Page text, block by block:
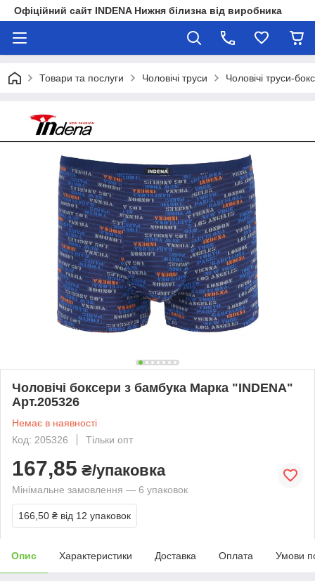
Офіційний сайт INDENA Нижня білизна від виробника
Товари та послуги Чоловічі труси Чоловічі труси-
Чоловічі боксери з бамбука Марка "INDENA"
Арт.205326
Немає в наявності
Код: 205326
Тільки опт
167,85 ₴/упаковка
Мінімальне замовлення — 6 упаковок
166,50 ₴ від 12 упаковок
Опис Характеристики Доставка Оплата Умови